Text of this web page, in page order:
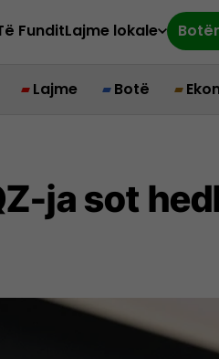
FunditLajme lokale
Lajme Botë
ja sot